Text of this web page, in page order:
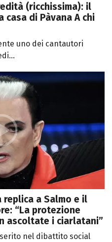
(ricchissima): il
di Pàvana A chi
uno dei cantautori
a Salmo e il
“La protezione
ascoltate i ciarlatani”
nel dibattito social